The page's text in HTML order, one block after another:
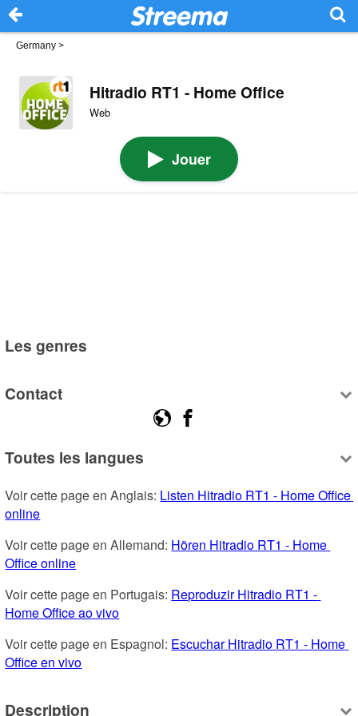
Germany >
Hitradio RT1 - Home Office
Web
Jouer
Les genres
Contact
Toutes les langues
Voir cette page en Anglais: Listen Hitradio RT1 - Home Office
online
Voir cette page en Allemand: Hören Hitradio RT1 - Home
Office online
Voir cette page en Portugais: Reproduzir Hitradio RT1 -
Home Office ao vivo
Voir cette page en Espagnol: Escuchar Hitradio RT1 - Home
Office en vivo
Description